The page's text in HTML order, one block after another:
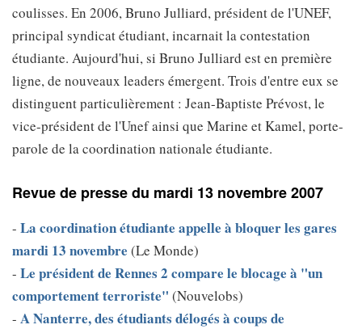
coulisses. En 2006, Bruno Julliard, président de l'UNEF,
principal syndicat étudiant, incarnait la contestation
étudiante. Aujourd'hui, si Bruno Julliard est en première
ligne, de nouveaux leaders émergent. Trois d'entre eux se
distinguent particulièrement : Jean-Baptiste Prévost, le
vice-président de l'Unef ainsi que Marine et Kamel, porte-
parole de la coordination nationale étudiante.
Revue de presse du mardi 13 novembre 2007
- La coordination étudiante appelle à bloquer les gares
mardi 13 novembre (Le Monde)
- Le président de Rennes 2 compare le blocage à "un
comportement terroriste" (Nouvelobs)
- A Nanterre, des étudiants délogés à coups de